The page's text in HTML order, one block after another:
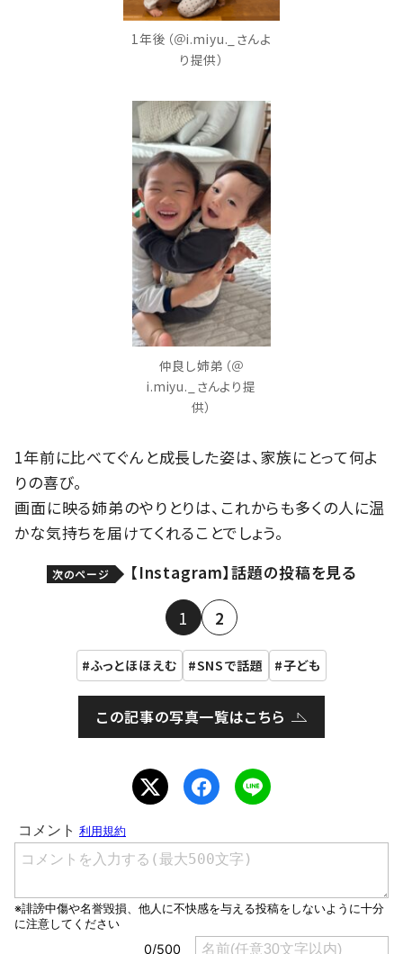
1年後（＠i.miyu._さんよ
り提供）
仲良し姉弟（＠
i.miyu._さんより提
供）
1年前に比べてぐんと成長した姿は、家族にとって何よ
りの喜び。
画面に映る姉弟のやりとりは、これからも多くの人に温
かな気持ちを届けてくれることでしょう。
次のページ 【Instagram】話題の投稿を見る
1 2
ふっとほほえむ SNSで話題 子ども
この記事の写真一覧はこちら